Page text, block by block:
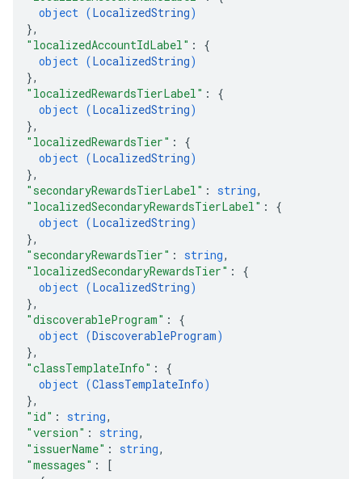
object (LocalizedString)
},
"localizedAccountIdLabel" : {
object (LocalizedString)
},
"localizedRewardsTierLabel" : {
object (LocalizedString)
},
"localizedRewardsTier" : {
object (LocalizedString)
},
"secondaryRewardsTierLabel" : string,
"localizedSecondaryRewardsTierLabel" : {
object (LocalizedString)
},
"secondaryRewardsTier" : string,
"localizedSecondaryRewardsTier" : {
object (LocalizedString)
},
"discoverableProgram" : {
object (DiscoverableProgram)
},
"classTemplateInfo" : {
object (ClassTemplateInfo)
},
"id" : string,
"version" : string,
"issuerName" : string,
"messages" :
[